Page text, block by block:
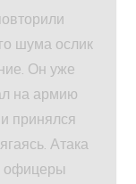
шума ослик
Он уже
на армию
принялся
Атака
офицеры